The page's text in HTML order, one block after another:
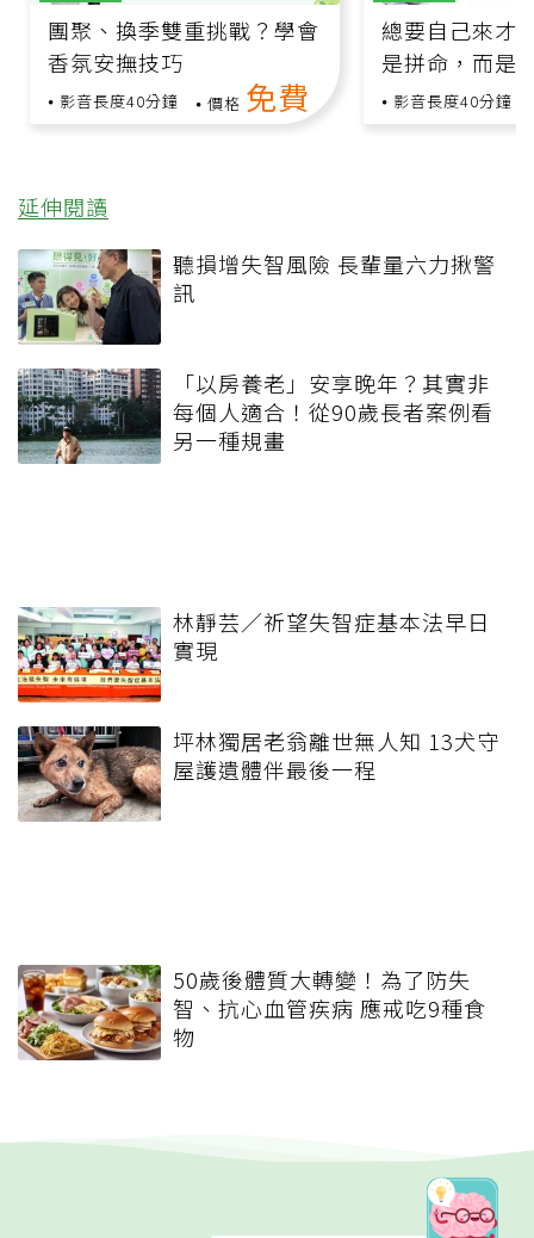
團聚、換季雙重挑戰？學會
香氛安撫技巧
影音長度40分鐘 價格 免費
總要自己來才
是拼命，而是
影音長度40分鐘
延伸閱讀
聽損增失智風險 長輩量六力揪警
訊
「以房養老」安享晚年？其實非
每個人適合！從90歲長者案例看
另一種規畫
林靜芸／祈望失智症基本法早日
實現
坪林獨居老翁離世無人知 13犬守
屋護遺體伴最後一程
50歲後體質大轉變！為了防失
智、抗心血管疾病 應戒吃9種食
物